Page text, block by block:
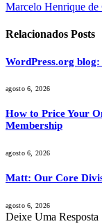
Marcelo Henrique de
Relacionados Posts
WordPress.org blog:
agosto 6, 2026
How to Price Your
Membership
agosto 6, 2026
Matt: Our Core
agosto 6, 2026
Deixe Uma Resposta